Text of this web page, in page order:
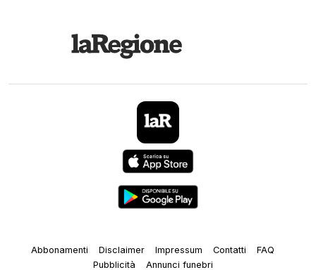
Abbonamenti Disclaimer Impressum Contatti
FAQ
Pubblicità
Annunci funebri